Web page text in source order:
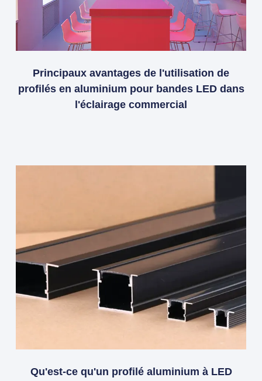
Principaux avantages de l'utilisation de
profilés en aluminium pour bandes LED dans
l'éclairage commercial
Qu'est-ce qu'un profilé aluminium à LED